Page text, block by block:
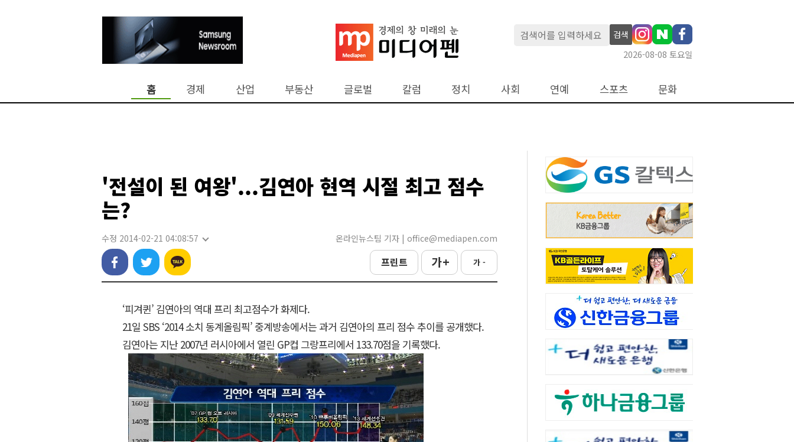
검색
2026-08-08 토요일
홈 경제 산업 부동산 글로벌 칼럼 정치 사회 연예 스포츠 문화
'전설이 된 여왕'...김연아 현역 시절 최고 점수
는?
수정 2014-02-21 04:08:57 온라인뉴스팀 기자 | office@mediapen.com
프린트 가 + 가 -
‘피겨퀸’ 김연아의 역대 프리 최고점수가 화제다.
21일 SBS ‘2014 소치 동계올림픽’ 중계방송에서는 과거 김연아의 프리 점수 추이를 공개했다.
김연아는 지난 2007년 러시아에서 열린 GP컵 그랑프리에서 133.70점을 기록했다.